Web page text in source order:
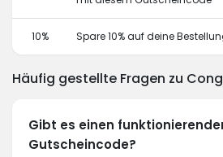
10% Spare 10% auf deine
Häufig gestellte Fragen zu
Gibt es einen
Gutscheincode?